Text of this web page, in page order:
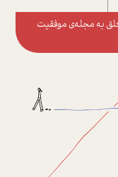
به مجله‌ی موفقیت